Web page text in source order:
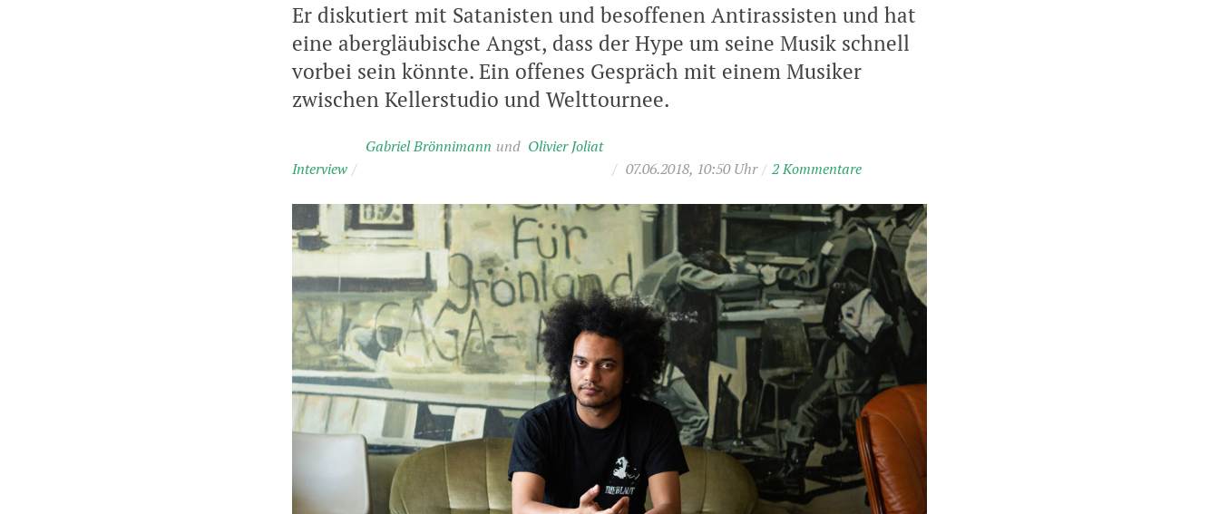
Er diskutiert mit Satanisten und besoffenen Antirassisten und hat
eine abergläubische Angst, dass der Hype um seine Musik schnell
vorbei sein könnte. Ein offenes Gespräch mit einem Musiker
zwischen Kellerstudio und Welttournee.
Interview /
Gabriel Brönnimann
Olivier Joliat
/ 07.06.2018, 10:50 Uhr / 2 Kommentare